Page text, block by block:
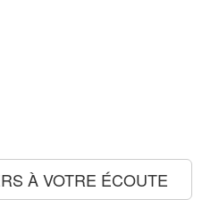
À VOTRE ÉCOUTE